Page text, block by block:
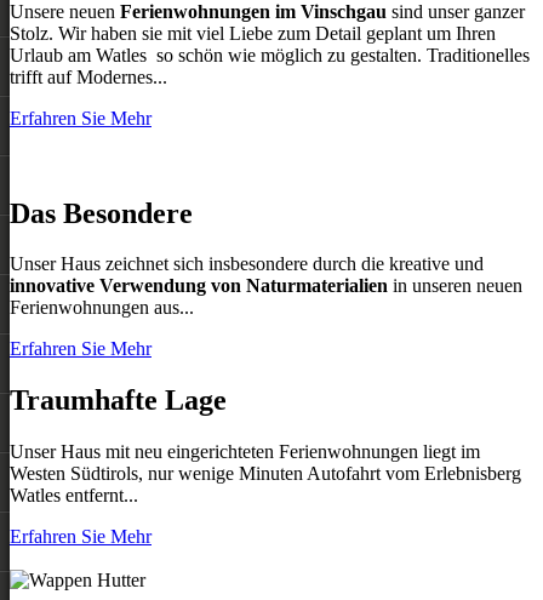
Unsere neuen Ferienwohnungen im Vinschgau sind unser ganzer
Stolz. Wir haben sie mit viel Liebe zum Detail geplant um Ihren
Urlaub am Watles so schön wie möglich zu gestalten. Traditionelles
trifft auf Modernes...
Erfahren Sie Mehr
Das Besondere
Unser Haus zeichnet sich insbesondere durch die kreative und
innovative Verwendung von Naturmaterialien in unseren neuen
Ferienwohnungen aus...
Erfahren Sie Mehr
Traumhafte Lage
Unser Haus mit neu eingerichteten Ferienwohnungen liegt im
Westen Südtirols, nur wenige Minuten Autofahrt vom Erlebnisberg
Watles entfernt...
Erfahren Sie Mehr